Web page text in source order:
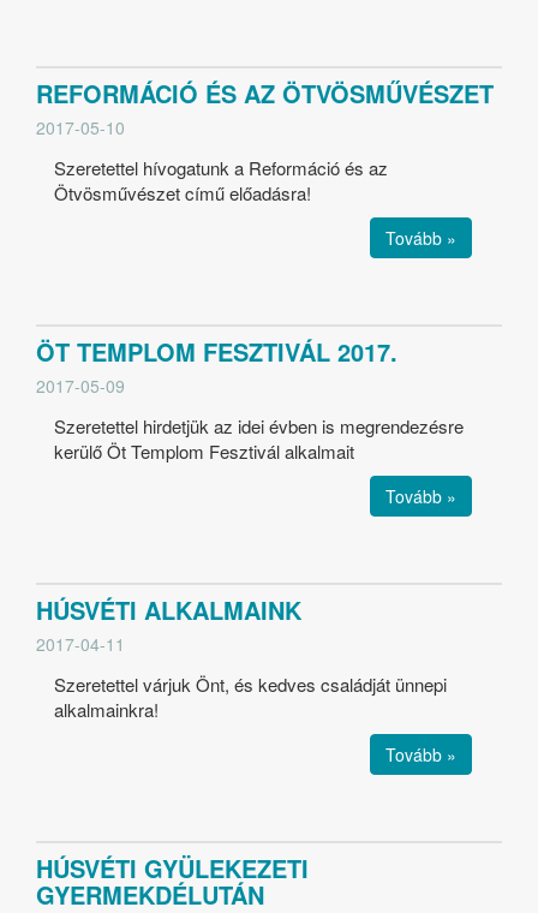
REFORMÁCIÓ ÉS AZ ÖTVÖSMŰVÉSZET
2017-05-10
Szeretettel hívogatunk a Reformáció és az
Ötvösművészet című előadásra!
Tovább »
ÖT TEMPLOM FESZTIVÁL 2017.
2017-05-09
Szeretettel hirdetjük az idei évben is megrendezésre
kerülő Öt Templom Fesztivál alkalmait
Tovább »
HÚSVÉTI ALKALMAINK
2017-04-11
Szeretettel várjuk Önt, és kedves családját ünnepi
alkalmainkra!
Tovább »
HÚSVÉTI GYÜLEKEZETI
GYERMEKDÉLUTÁN